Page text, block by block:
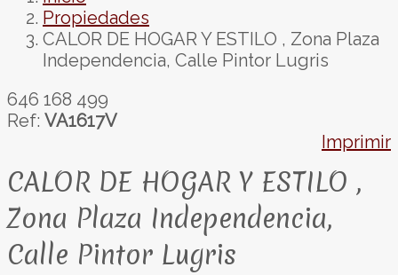
Propiedades
CALOR DE HOGAR Y ESTILO , Zona Plaza
Independencia, Calle Pintor Lugris
646 168 499
Ref: VA1617V
Imprimir
CALOR DE HOGAR Y ESTILO ,
Zona Plaza Independencia,
Calle Pintor Lugris